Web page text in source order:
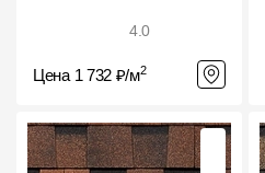
4.0
Цена 1 732 ₽/м2